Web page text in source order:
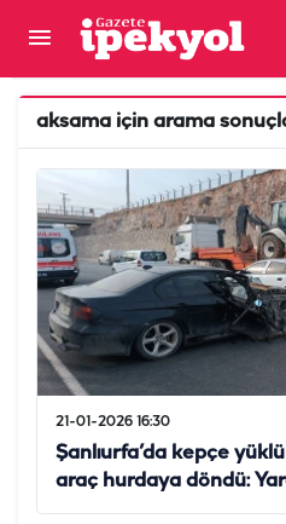
aksama için arama
21-01-2026 16:30
Şanlıurfa’da kepçe
araç hurdaya döndü: